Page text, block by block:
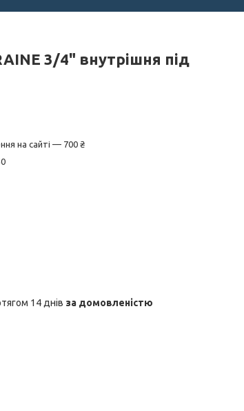
3/4" внутрішня під
на сайті — 700 ₴
14 днів за домовленістю